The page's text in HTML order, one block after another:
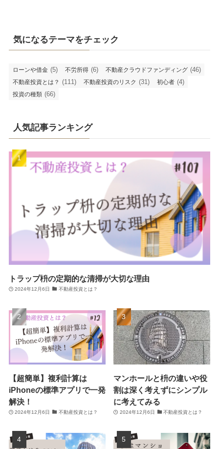
気になるテーマをチェック
ローンや借金 (5) 不労所得 (6) 不動産クラウドファンディング (46)
不動産投資とは？ (111) 不動産投資のリスク (31) 初心者 (4)
投資の種類 (66)
人気記事ランキング
トラップ枡の定期的な清掃が大切な理由
2024年12月6日 不動産投資とは？
【超簡単】複利計算は
iPhoneの標準アプリで一発
解決！
2024年12月6日 不動産投資とは？
マンホールと枡の違いや役
割は深く考えずにシンプル
に考えてみる
2024年12月6日 不動産投資とは？